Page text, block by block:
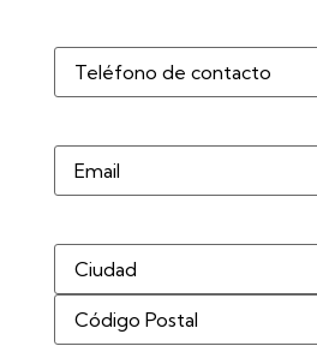
Teléfono(Obligatorio)
Correo
electrónico
Dirección